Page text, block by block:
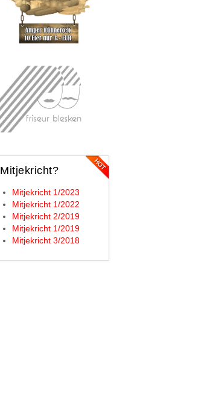
Mitjekricht?
Mitjekricht 1/2023
Mitjekricht 1/2022
Mitjekricht 2/2019
Mitjekricht 1/2019
Mitjekricht 3/2018